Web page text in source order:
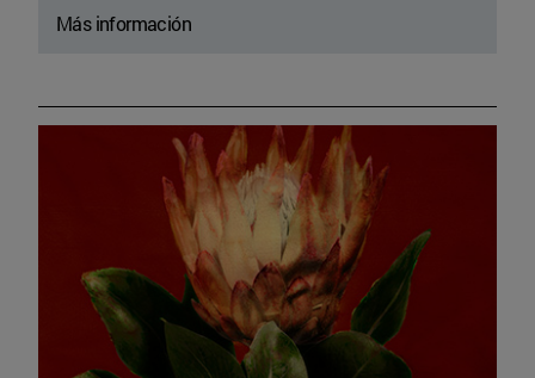
Más información